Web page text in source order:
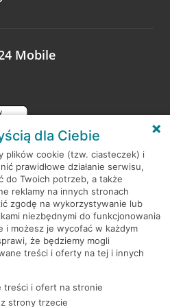
Mobile
dla Ciebie
plików cookie (tzw. ciasteczek) i
prawidłowe działanie serwisu,
do Twoich potrzeb, a także
reklamy na innych stronach
zgodę na wykorzystywanie lub
niezbędnymi do funkcjonowania
i możesz je wycofać w każdym
że będziemy mogli
treści i oferty na tej i innych
treści i ofert na stronie
strony trzecie